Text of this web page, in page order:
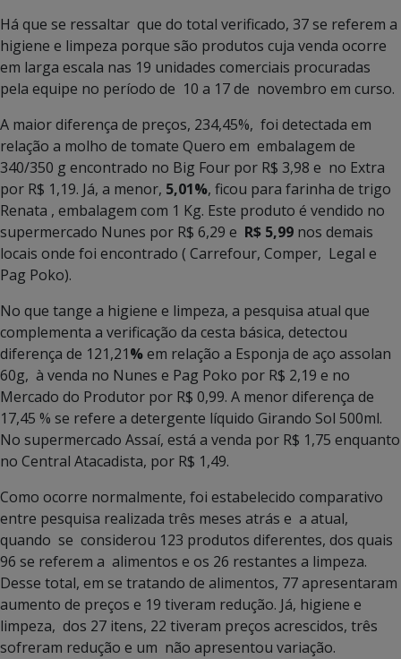
Há que se ressaltar que do total verificado, 37 se referem a
higiene e limpeza porque são produtos cuja venda ocorre
em larga escala nas 19 unidades comerciais procuradas
pela equipe no período de 10 a 17 de novembro em curso.
A maior diferença de preços, 234,45%, foi detectada em
relação a molho de tomate Quero em embalagem de
340/350 g encontrado no Big Four por R$ 3,98 e no Extra
por R$ 1,19. Já, a menor, 5,01%, ficou para farinha de trigo
Renata , embalagem com 1 Kg. Este produto é vendido no
supermercado Nunes por R$ 6,29 e R$ 5,99 nos demais
locais onde foi encontrado ( Carrefour, Comper, Legal e
Pag Poko).
No que tange a higiene e limpeza, a pesquisa atual que
complementa a verificação da cesta básica, detectou
diferença de 121,21%em relação a Esponja de aço assolan
60g, à venda no Nunes e Pag Poko por R$ 2,19 e no
Mercado do Produtor por R$ 0,99. A menor diferença de
17,45 % se refere a detergente líquido Girando Sol 500ml.
No supermercado Assaí, está a venda por R$ 1,75 enquanto
no Central Atacadista, por R$ 1,49.
Como ocorre normalmente, foi estabelecido comparativo
entre pesquisa realizada três meses atrás e a atual,
quando se considerou 123 produtos diferentes, dos quais
96 se referem a alimentos e os 26 restantes a limpeza.
Desse total, em se tratando de alimentos, 77 apresentaram
aumento de preços e 19 tiveram redução. Já, higiene e
limpeza, dos 27 itens, 22 tiveram preços acrescidos, três
sofreram redução e um não apresentou variação.